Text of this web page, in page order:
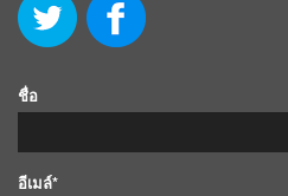
ชื่อ
อีเมล์*